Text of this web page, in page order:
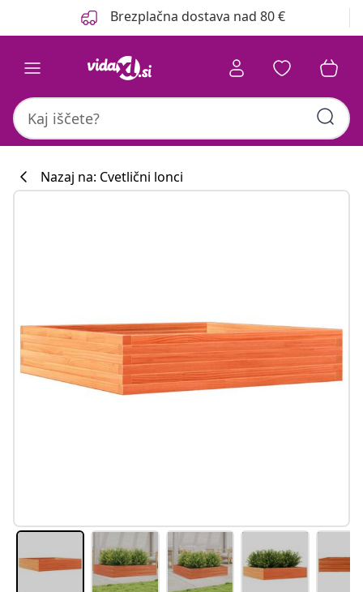
Brezplačna dostava nad 80 €
Nazaj na: Cvetlični lonci